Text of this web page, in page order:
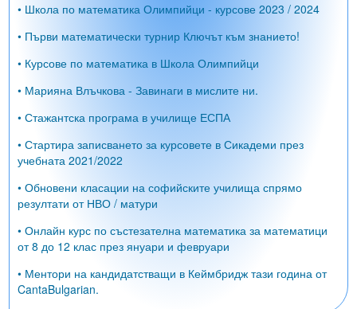
• Школа по математика Олимпийци - курсове 2023 / 2024
• Първи математически турнир Ключът към знанието!
• Курсове по математика в Школа Олимпийци
• Марияна Влъчкова - Завинаги в мислите ни.
• Стажантска програма в училище ЕСПА
• Стартира записването за курсовете в Сикадеми през
учебната 2021/2022
• Обновени класации на софийските училища спрямо
резултати от НВО / матури
• Онлайн курс по състезателна математика за математици
от 8 до 12 клас през януари и февруари
• Ментори на кандидатстващи в Кеймбридж тази година от
CantaBulgarian.